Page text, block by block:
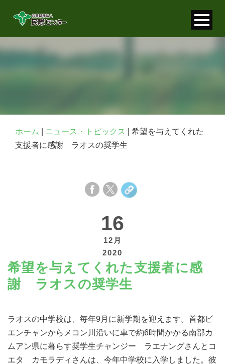
お問い合わせ
寄付する
ホーム ニュース・トピックス
希望を与えてくれた
支援者に感謝 ラオスの奨学生
16
12月
2020
希望を与えてくれた支援者に感
謝 ラオスの奨学生
ラオスの中学校は、毎年9月に新学期を迎えます。首都ビ
エンチャンからメコン川沿いに車で約6時間かかる南部カ
ムアン県に暮らす奨学生チャンジー ラエナングさんとコ
エタ カモラディさんは、今年中学校に入学しました。彼